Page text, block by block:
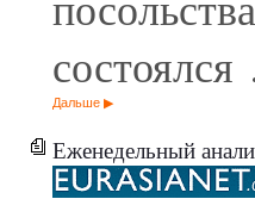
Дальше
Еженедельный